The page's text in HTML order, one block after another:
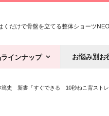
くだけで骨盤を立てる整体ショーツ
インナップ お悩み別お
篤史 新書「すぐできる 10秒ねこ背ストレ